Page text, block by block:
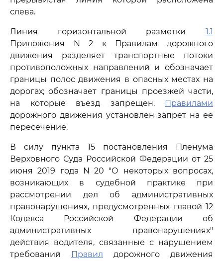
слева.
Линия горизонтальной разметки 1.1
Приложения N 2 к Правилам дорожного
движения разделяет транспортные потоки
противоположных направлений и обозначает
границы полос движения в опасных местах на
дорогах; обозначает границы проезжей части,
на которые въезд запрещен.
Правилами
дорожного движения установлен запрет на ее
пересечение.
В силу пункта 15 постановления Пленума
Верховного Суда Российской Федерации от 25
июня 2019 года N 20 "О некоторых вопросах,
возникающих в судебной практике при
рассмотрении дел об административных
правонарушениях, предусмотренных главой 12
Кодекса Российской Федерации об
административных правонарушениях"
действия водителя, связанные с нарушением
требований
Правил дорожного движения